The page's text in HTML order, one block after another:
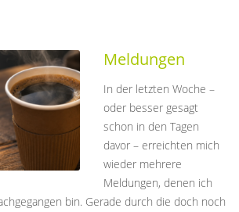
Meldungen
In der letzten Woche –
oder besser gesagt
schon in den Tagen
davor – erreichten mich
wieder mehrere
Meldungen, denen ich
bin. Gerade durch die doch noch